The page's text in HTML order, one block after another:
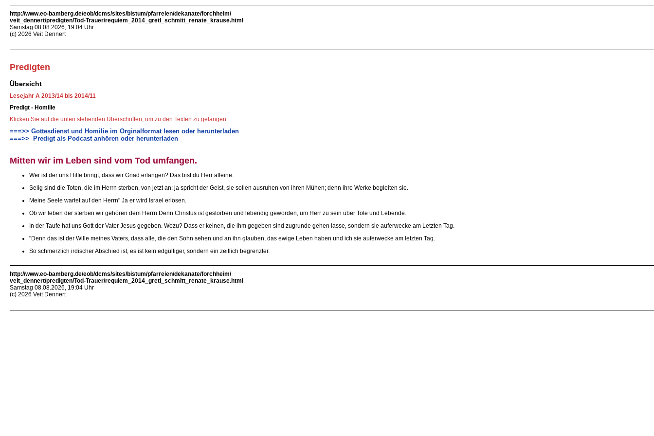
http://www.eo-bamberg.de/eob/dcms/sites/bistum/pfarreien/dekanate/forchheim/
veit_dennert/predigten/Tod-Trauer/requiem_2014_gretl_schmitt_renate_krause.html
Samstag 08.08.2026, 19:04 Uhr
(c) 2026 Veit Dennert
Predigten
Übersicht
Lesejahr A 2013/14 bis 2014/11
Predigt - Homilie
Klicken Sie auf die unten stehenden Überschriften, um zu den Texten zu gelangen
===>> Gottesdienst und Homilie im Orginalformat lesen oder herunterladen
===>> Predigt als Podcast anhören oder herunterladen
Mitten wir im Leben sind vom Tod umfangen.
Wer ist der uns Hilfe bringt, dass wir Gnad erlangen? Das bist du Herr alleine.
Selig sind die Toten, die im Herrn sterben, von jetzt an: ja spricht der Geist, sie sollen ausruhen von ihren Mühen; denn ihre Werke begleiten sie.
Meine Seele wartet auf den Herrn" Ja er wird Israel erlösen.
Ob wir leben der sterben wir gehören dem Herrn.Denn Christus ist gestorben und lebendig geworden, um Herr zu sein über Tote und Lebende.
In der Taufe hat uns Gott der Vater Jesus gegeben. Wozu? Dass er keinen, die ihm gegeben sind zugrunde gehen lasse, sondern sie auferwecke am Letzten Tag.
"Denn das ist der Wille meines Vaters, dass alle, die den Sohn sehen und an ihn glauben, das ewige Leben haben und ich sie auferwecke am letzten Tag.
So schmerzlich irdischer Abschied ist, es ist kein edgültiger, sondern ein zeitlich begrenzter.
http://www.eo-bamberg.de/eob/dcms/sites/bistum/pfarreien/dekanate/forchheim/
veit_dennert/predigten/Tod-Trauer/requiem_2014_gretl_schmitt_renate_krause.html
Samstag 08.08.2026, 19:04 Uhr
(c) 2026 Veit Dennert